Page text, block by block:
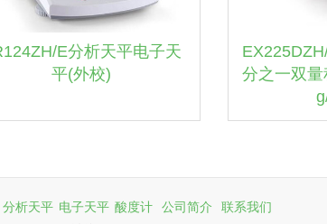
E分析天平电子天
平(外校)
分之一双
分析天平 电子天平 酸度计 公司简介
联系我们